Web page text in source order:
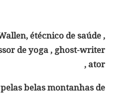
étécnico de saúde ,
de yoga , ghost-writer
, ator
belas montanhas de